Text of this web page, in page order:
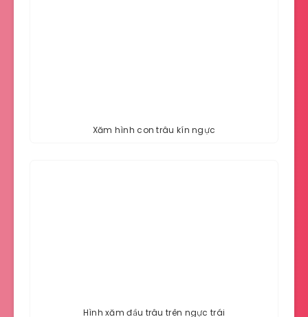
Xăm hình con trâu kín ngực
Hình xăm đầu trâu trên ngực trái